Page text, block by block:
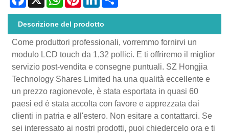
Descrizione del prodotto
Come produttori professionali, vorremmo fornirvi un
modulo LCD touch da 1,32 pollici. E ti offriremo il miglior
servizio post-vendita e consegne puntuali. SZ Hongjia
Technology Shares Limited ha una qualità eccellente e
un prezzo ragionevole, è stata esportata in quasi 60
paesi ed è stata accolta con favore e apprezzata dai
clienti in patria e all'estero. Non esitare a contattarci. Se
sei interessato ai nostri prodotti, puoi chiedercelo ora e ti